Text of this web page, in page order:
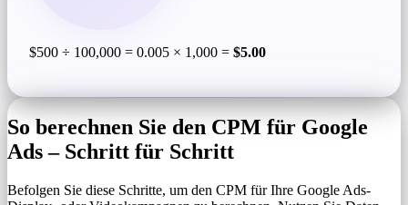
$500 ÷ 100,000 = 0.005 × 1,000 = $5.00
So berechnen Sie den CPM für Google
Ads – Schritt für Schritt
Befolgen Sie diese Schritte, um den CPM für Ihre Google Ads-